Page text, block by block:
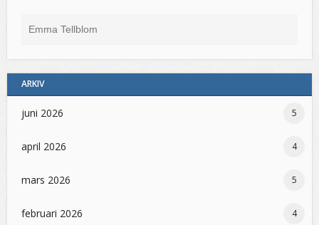
Emma Tellblom
ARKIV
juni 2026 5
april 2026 4
mars 2026 5
februari 2026 4